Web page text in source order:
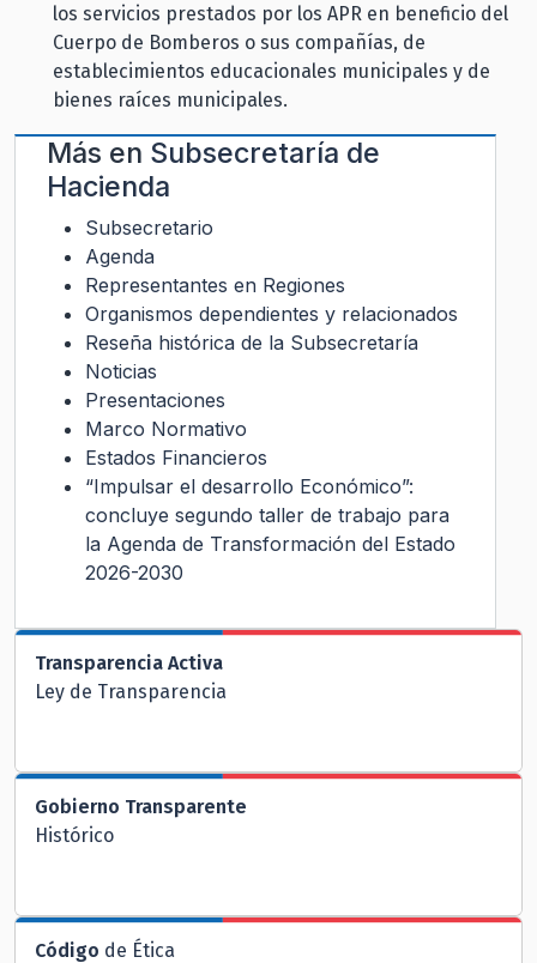
los servicios prestados por los APR en beneficio del
Cuerpo de Bomberos o sus compañías, de
establecimientos educacionales municipales y de
bienes raíces municipales.
Más en Subsecretaría de
Hacienda
Subsecretario
Agenda
Representantes en Regiones
Organismos dependientes y relacionados
Reseña histórica de la Subsecretaría
Noticias
Presentaciones
Marco Normativo
Estados Financieros
“Impulsar el desarrollo Económico”:
concluye segundo taller de trabajo para
la Agenda de Transformación del Estado
2026-2030
Transparencia Activa
Ley de Transparencia
Gobierno Transparente
Histórico
Código de Ética